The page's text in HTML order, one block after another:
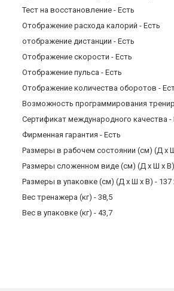
Тест на восстановление - Есть
Отображение расхода калорий - Есть
отображение дистанции - Есть
Отображение скорости - Есть
Отображение пульса - Есть
Отображение количества оборотов -
Возможность программирования
Сертификат международного качества -
Фирменная гарантия - Есть
Размеры в рабочем состоянии (см) (Д х Ш
Размеры сложенном виде (см) (Д х Ш х В)
Размеры в упаковке (см) (Д х Ш х В) - 137
Вес тренажера (кг) - 38,5
Вес в упаковке (кг) - 43,7